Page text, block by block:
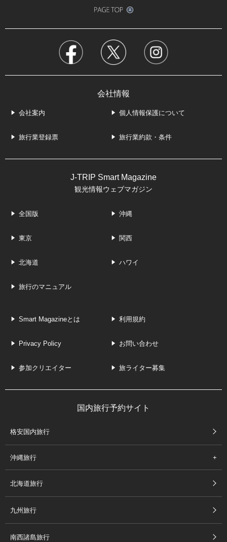
会社情報
会社案内 個人情報保護について
旅行業登録票 旅行業約款・条件
J-TRIP Smart Magazine
観光情報ウェブマガジン
全国版 沖縄
東京 関西
北海道 ハワイ
旅行のマニュアル
Smart Magazineとは 利用規約
Privacy Policy お問い合わせ
参加クリエイター 旅ライター募集
国内旅行予約サイト
格安国内旅行
沖縄旅行
北海道旅行
九州旅行
南西諸島旅行